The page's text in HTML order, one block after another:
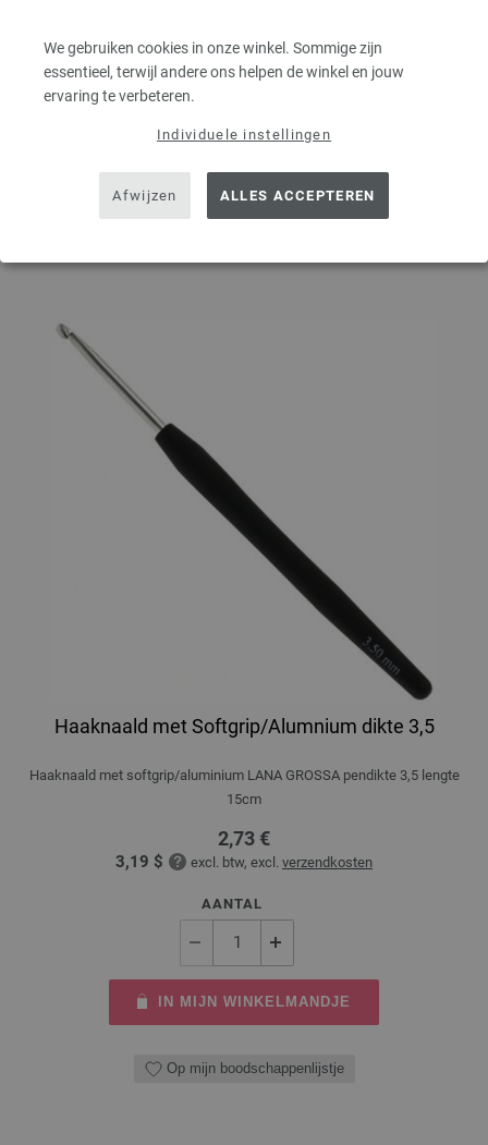
We gebruiken cookies in onze winkel. Sommige zijn
essentieel, terwijl andere ons helpen de winkel en jouw
ervaring te verbeteren.
Individuele instellingen
Afwijzen ALLES ACCEPTEREN
AANTAL
Op mijn boodschappenlijstje
Haaknaald met Softgrip/Alumnium dikte 3,5
Haaknaald met softgrip/aluminium LANA GROSSA pendikte 3,5 lengte
15cm
2,73 €
3,19 $ excl. btw, excl. verzendkosten
AANTAL
IN MIJN WINKELMANDJE
Op mijn boodschappenlijstje